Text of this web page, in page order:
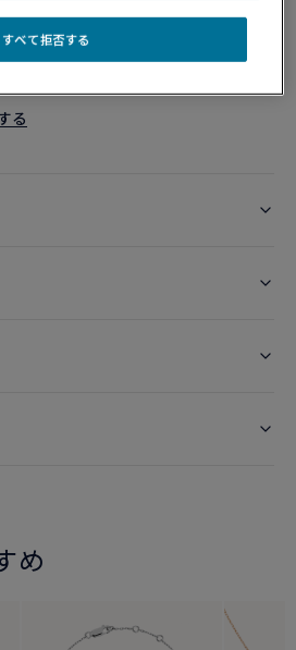
ピングバッグに追加
る​
め
すべて拒否する